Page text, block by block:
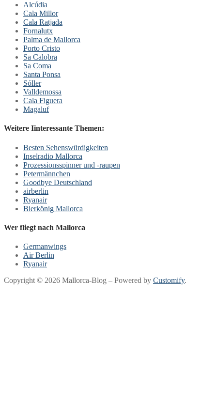
Alcúdia
Cala Millor
Cala Ratjada
Fornalutx
Palma de Mallorca
Porto Cristo
Sa Calobra
Sa Coma
Santa Ponsa
Sóller
Valldemossa
Cala Figuera
Magaluf
Weitere Iinteressante Themen:
Besten Sehenswürdigkeiten
Inselradio Mallorca
Prozessionsspinner und -raupen
Petermännchen
Goodbye Deutschland
airberlin
Ryanair
Bierkönig Mallorca
Wer fliegt nach Mallorca
Germanwings
Air Berlin
Ryanair
Copyright © 2026 Mallorca-Blog – Powered by Customify.